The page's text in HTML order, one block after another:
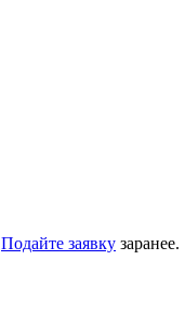
Подайте заявку заранее.